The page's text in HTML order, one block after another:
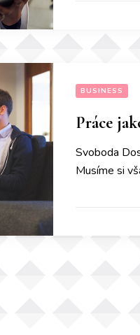
BUSINESS
Práce
Svoboda
Musíme si